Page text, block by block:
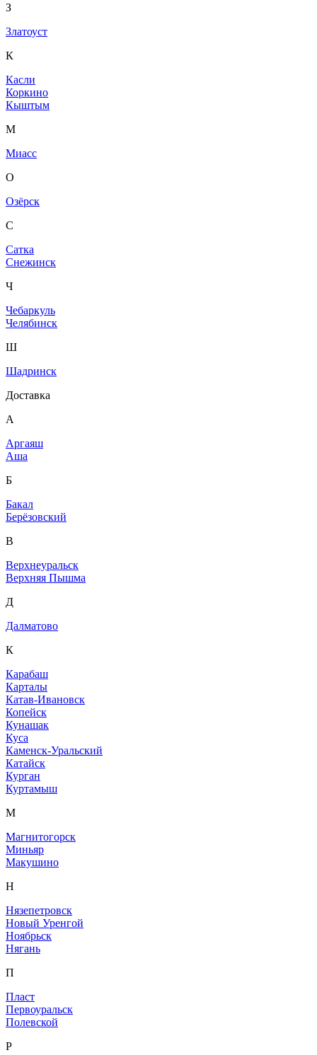
З
Златоуст
К
Касли
Коркино
Кыштым
М
Миасс
О
Озёрск
С
Сатка
Снежинск
Ч
Чебаркуль
Челябинск
Ш
Шадринск
Доставка
А
Аргаяш
Аша
Б
Бакал
Берёзовский
В
Верхнеуральск
Верхняя Пышма
Д
Далматово
К
Карабаш
Карталы
Катав-Ивановск
Копейск
Кунашак
Куса
Каменск-Уральский
Катайск
Курган
Куртамыш
М
Магнитогорск
Миньяр
Макушино
Н
Нязепетровск
Новый Уренгой
Ноябрьск
Нягань
П
Пласт
Первоуральск
Полевской
Р